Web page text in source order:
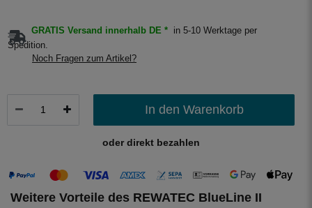
GRATIS Versand innerhalb DE *
in 5-10 Werktage per
Spedition.
Noch Fragen zum Artikel?
In den Warenkorb
oder direkt bezahlen
Weitere Vorteile des REWATEC BlueLine II